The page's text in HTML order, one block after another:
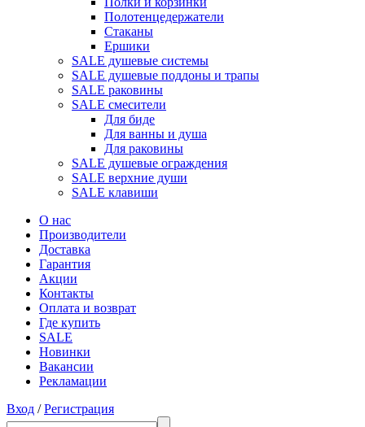
Полотенцедержатели
Стаканы
Ершики
SALE душевые системы
SALE душевые поддоны и трапы
SALE раковины
SALE смесители
Для биде
Для ванны и душа
Для раковины
SALE душевые ограждения
SALE верхние души
SALE клавиши
О нас
Производители
Доставка
Гарантия
Акции
Контакты
Оплата и возврат
Где купить
SALE
Новинки
Вакансии
Рекламации
Вход /Регистрация